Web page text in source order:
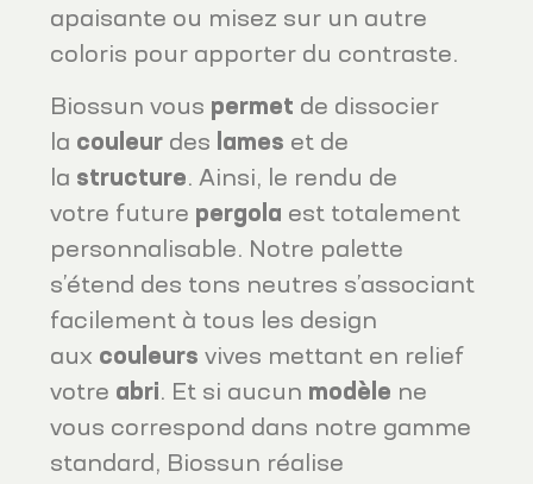
apaisante ou misez sur un autre
coloris pour apporter du contraste.
Biossun vous permet de dissocier
la couleur des lames et de
la structure. Ainsi, le rendu de
votre future pergola est totalement
personnalisable. Notre palette
s’étend des tons neutres s’associant
facilement à tous les design
aux couleurs vives mettant en relief
votre abri. Et si aucun modèle ne
vous correspond dans notre gamme
standard, Biossun réalise